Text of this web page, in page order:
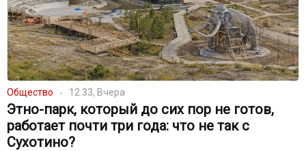
Общество 12:33, Вчера
Этно-парк, который до сих пор не готов,
работает почти три года: что не так с
Сухотино?